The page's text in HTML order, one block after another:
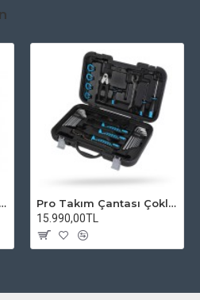
Asistan Askısız Tayt SH20 Pedli Siyah
Pro Takım Çantası Çoklu Tamir Seti
15.990,00TL